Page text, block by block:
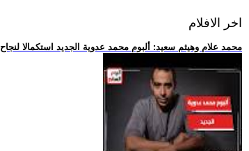
اخر الافلام
.. محمد علام وهيثم سعيد: ألبوم محمد عدوية الجديد استكمالا لنجاح